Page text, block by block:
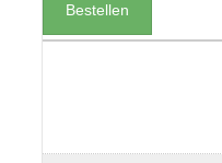
Bestellen